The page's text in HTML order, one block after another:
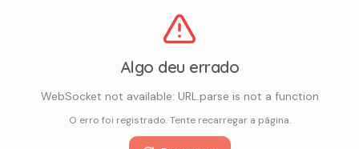
Algo deu errado
WebSocket not available: URL.parse is not a function
O erro foi registrado. Tente recarregar a página.